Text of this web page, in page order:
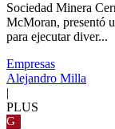
Sociedad Minera
McMoran, presentó
para ejecutar diver...
Empresas
Alejandro Milla
|
PLUS
G